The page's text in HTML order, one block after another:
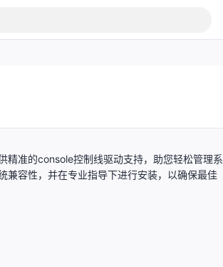
准的console控制线驱动支持，助您轻松管理系
兼容性，并在专业指导下进行安装，以确保最佳